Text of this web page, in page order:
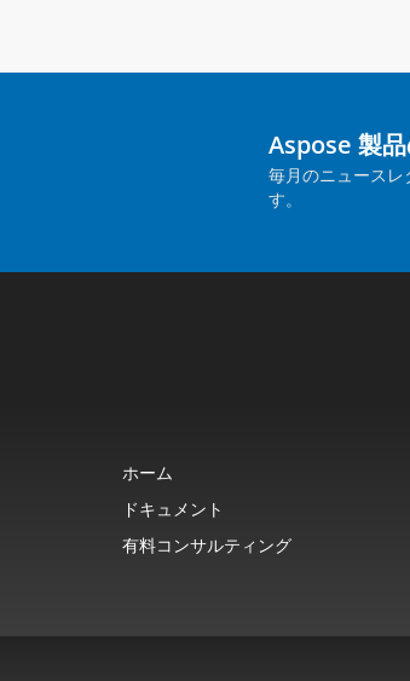
Aspose 製
毎月のニュースレ
す。
ホーム
ドキュメント
有料コンサルティング